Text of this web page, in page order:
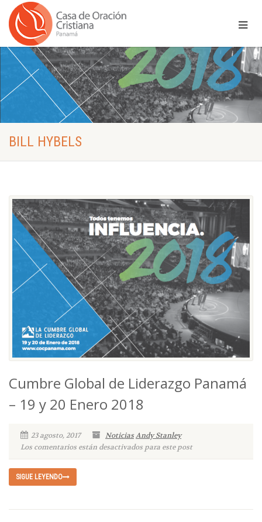
BILL HYBELS
Cumbre Global de Liderazgo Panamá
– 19 y 20 Enero 2018
23 agosto, 2017 NoticiasAndy Stanley
Los comentarios están desactivados para este post
SIGUE LEYENDO